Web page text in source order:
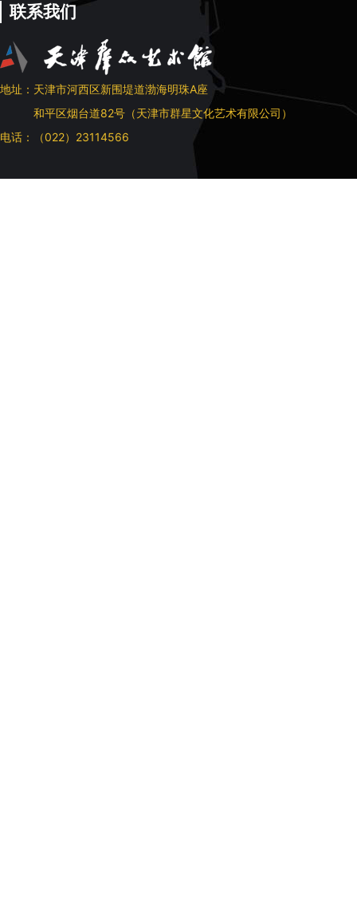
联系我们
地址：天津市河西区新围堤道渤海明珠A座
和平区烟台道82号（天津市群星文化艺术有限公司）
电话：（022）23114566